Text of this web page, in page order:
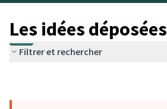
Les idées déposées
Filtrer et rechercher